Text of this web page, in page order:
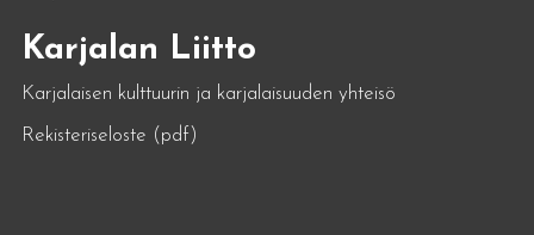
Karjalan Liitto
Karjalaisen kulttuurin ja karjalaisuuden yhteisö
Rekisteriseloste (pdf)